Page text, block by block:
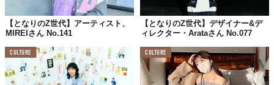
社会のルールを1つ変えられるなら何する？
みんなと違うことをしてはいけない、
人と同じことをしなければいけない
という暗黙のルールを変えたい。
【となりのZ世代】アーティスト、
MIREIさん No.141
【となりのZ世代】デザイナー&デ
ィレクター・Arataさん No.077
CULTURE CULTURE